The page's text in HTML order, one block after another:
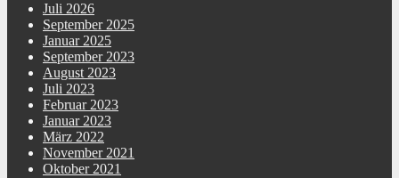
Juli 2026
September 2025
Januar 2025
September 2023
August 2023
Juli 2023
Februar 2023
Januar 2023
März 2022
November 2021
Oktober 2021